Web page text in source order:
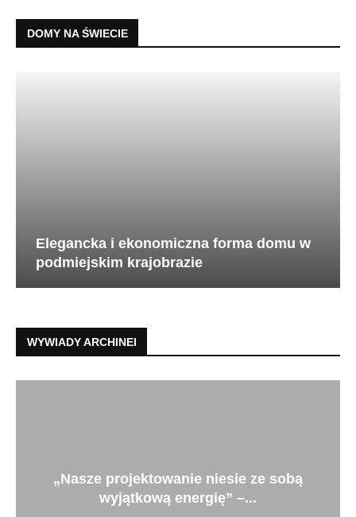
DOMY NA ŚWIECIE
Elegancka i ekonomiczna forma domu w
podmiejskim krajobrazie
WYWIADY ARCHINEI
„Nasze projektowanie niesie ze sobą
wyjątkową energię” –...